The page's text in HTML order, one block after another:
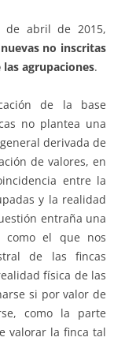
de abril de 2015,
no inscritas
agrupaciones.
de la base
no plantea una
derivada de
de valores, en
entre la
y la realidad
entraña una
como el que nos
de las fincas
física de las
si por valor de
como la parte
valorar la finca tal